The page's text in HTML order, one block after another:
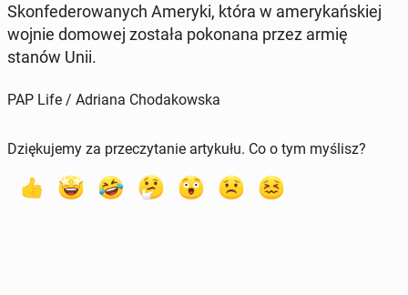
Skon­fe­de­ro­wa­nych Ameryki, która w ame­ry­kań­skiej
wojnie domowej została po­ko­na­na przez armię
stanów Unii.
PAP Life / Adriana Chodakowska
Dziękujemy za przeczytanie artykułu. Co o tym myślisz?